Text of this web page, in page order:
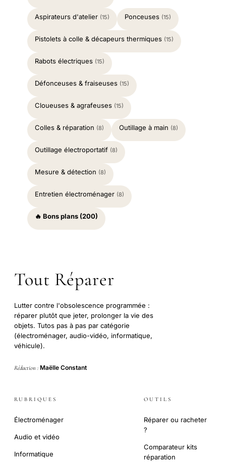
Aspirateurs d'atelier (15) Ponceuses (15)
Pistolets à colle & décapeurs thermiques (15)
Rabots électriques (15)
Défonceuses & fraiseuses (15)
Cloueuses & agrafeuses (15)
Colles & réparation (8) Outillage à main (8)
Outillage électroportatif (8)
Mesure & détection (8)
Entretien électroménager (8)
🔥 Bons plans (200)
Tout Réparer
Lutter contre l'obsolescence programmée :
réparer plutôt que jeter, prolonger la vie des
objets. Tutos pas à pas par catégorie
(électroménager, audio-vidéo, informatique,
véhicule).
Rédaction : Maëlle Constant
RUBRIQUES
Électroménager
Audio et vidéo
Informatique
OUTILS
Réparer ou racheter
?
Comparateur kits
réparation